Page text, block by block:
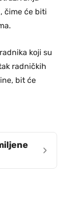
čime će biti
koji su
radničkih
bit će
›